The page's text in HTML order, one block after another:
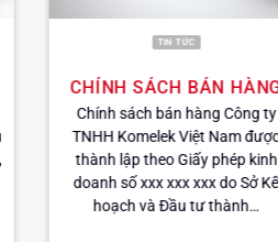
TIN TỨC
CHÍNH SÁCH BÁN HÀNG
Chính sách bán hàng Công ty
TNHH Komelek Việt Nam được
thành lập theo Giấy phép kinh
doanh số xxx xxx xxx do Sở Kế
hoạch và Đầu tư thành…